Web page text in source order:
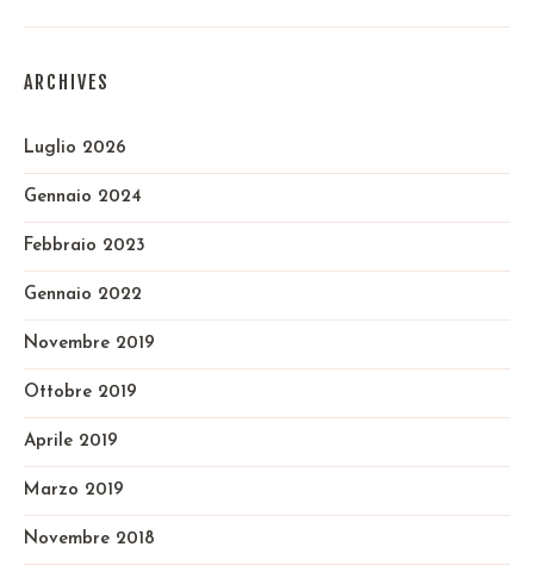
ARCHIVES
Luglio 2026
Gennaio 2024
Febbraio 2023
Gennaio 2022
Novembre 2019
Ottobre 2019
Aprile 2019
Marzo 2019
Novembre 2018